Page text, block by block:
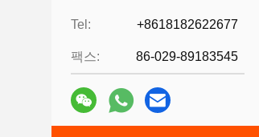
Tel: +8618182622677
팩스: 86-029-89183545